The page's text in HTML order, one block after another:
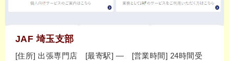
JAF 埼玉支部
[住所] 出張専門店 [最寄駅] ― [営業時間] 24時間受